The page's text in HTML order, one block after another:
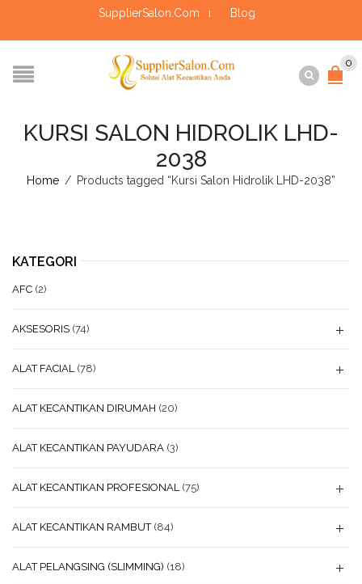
SupplierSalon.Com Blog
0
KURSI SALON HIDROLIK LHD-
2038
Home / Products tagged “Kursi Salon Hidrolik LHD-2038”
KATEGORI
AFC (2)
AKSESORIS (74)
ALAT FACIAL (78)
ALAT KECANTIKAN DIRUMAH (20)
ALAT KECANTIKAN PAYUDARA (3)
ALAT KECANTIKAN PROFESIONAL (75)
ALAT KECANTIKAN RAMBUT (84)
ALAT PELANGSING (SLIMMING) (18)